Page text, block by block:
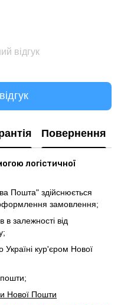
відгук
Повернення
логістичної
Пошта" здійснюється
замовлення;
в залежності від
кур'єром Нової
Нової Пошти